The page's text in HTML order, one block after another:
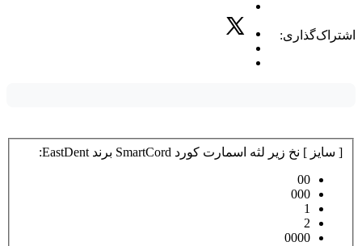
اشتراک‌گذاری:
[ سایز ] نخ زیر لثه اسمارت کورد SmartCord برند EastDent:
00
000
1
2
0000